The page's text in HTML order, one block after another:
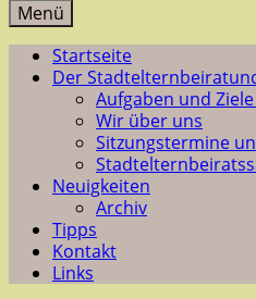
Menü
Startseite
Der Stadtelternbeirat
Aufgaben und Ziele
Wir über uns
Sitzungstermine
Neuigkeiten
Archiv
Tipps
Kontakt
Links